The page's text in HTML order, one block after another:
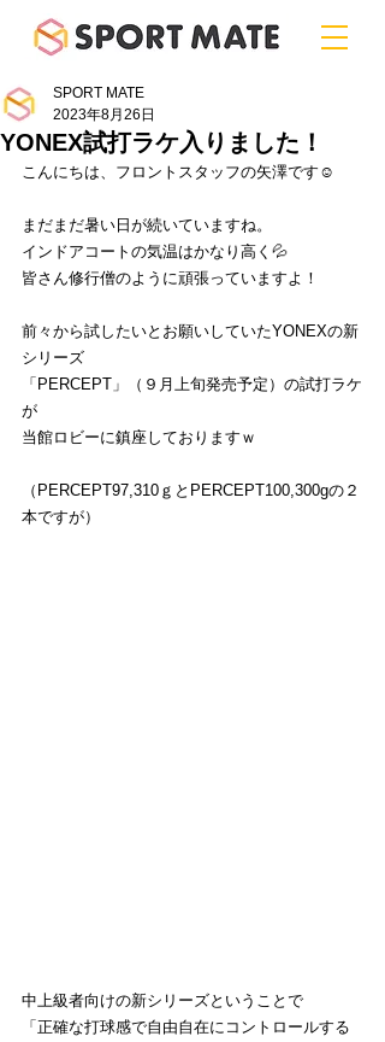
YONEX試打ラケ入りました！
SPORT MATE
2023年8月26日
こんにちは、フロントスタッフの矢澤です☺
まだまだ暑い日が続いていますね。
インドアコートの気温はかなり高く💦
皆さん修行僧のように頑張っていますよ！
前々から試したいとお願いしていたYONEXの新
シリーズ
「PERCEPT」（９月上旬発売予定）の試打ラケ
が
当館ロビーに鎮座しておりますｗ
（PERCEPT97,310ｇとPERCEPT100,300gの２
本ですが）
中上級者向けの新シリーズということで
「正確な打球感で自由自在にコントロールする